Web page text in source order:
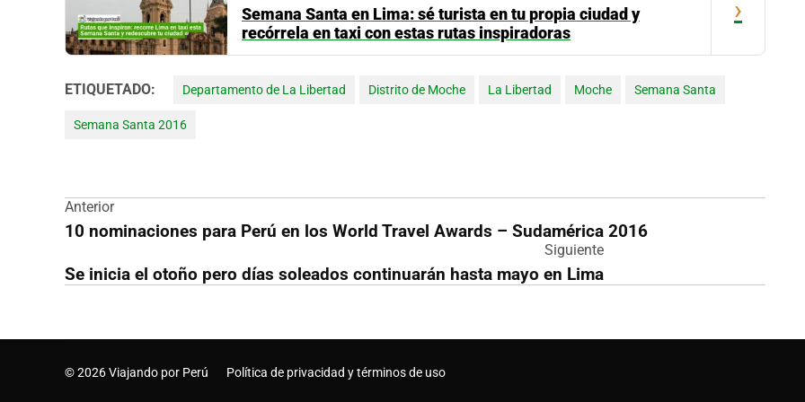
Semana Santa en Lima: sé turista en tu propia ciudad y
recórrela en taxi con estas rutas inspiradoras
›
ETIQUETADO: Departamento de La Libertad Distrito de Moche La Libertad Moche Semana Santa
Semana Santa 2016
Navegación
de
entradas
Anterior
10 nominaciones para Perú en los World Travel Awards – Sudamérica 2016
Siguiente
Se inicia el otoño pero días soleados continuarán hasta mayo en Lima
© 2026 Viajando por Perú Política de privacidad y términos de uso